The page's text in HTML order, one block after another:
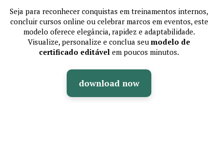
Seja para reconhecer conquistas em treinamentos internos,
concluir cursos online ou celebrar marcos em eventos, este
modelo oferece elegância, rapidez e adaptabilidade.
Visualize, personalize e conclua seu modelo de
certificado editável em poucos minutos.
download now